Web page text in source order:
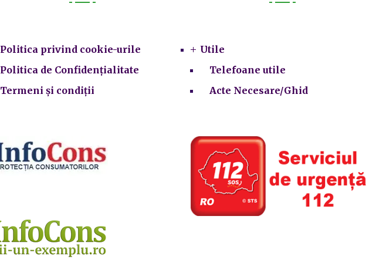
Politica privind cookie-urile
Politica de Confidențialitate
Termeni și condiții
Utile
Telefoane utile
Acte Necesare/Ghid